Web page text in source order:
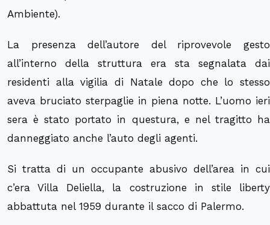
Ambiente).
La presenza dell’autore del riprovevole gesto
all’interno della struttura era sta segnalata dai
residenti alla vigilia di Natale dopo che lo stesso
aveva bruciato sterpaglie in piena notte. L’uomo ieri
sera è stato portato in questura, e nel tragitto ha
danneggiato anche l’auto degli agenti.
Si tratta di un occupante abusivo dell’area in cui
c’era Villa Deliella, la costruzione in stile liberty
abbattuta nel 1959 durante il sacco di Palermo.